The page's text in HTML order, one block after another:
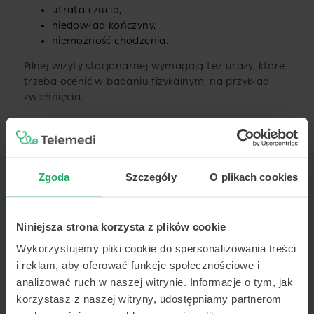
Zgoda Szczegóły O plikach cookies
Niniejsza strona korzysta z plików cookie
Wykorzystujemy pliki cookie do spersonalizowania treści
i reklam, aby oferować funkcje społecznościowe i
analizować ruch w naszej witrynie. Informacje o tym, jak
korzystasz z naszej witryny, udostępniamy partnerom
utrata czucia,
niedowład kończyny,
niemożność chodzenia.
Pilnej wizyty stacjonarnej wymagają też urazy, które
trzeba ocenić w badaniu fizykalnym, na przykład
zwichnięcia.
Kiedy lekarz skieruje na wizytę stacjonarną?
Najczęściej gdy konieczne jest:
badanie fizykalne,
kwalifikacja do zabiegu.
Jak przygotować dokumenty?
Na wizytę warto zabrać: